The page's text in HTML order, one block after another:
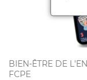
BIEN-ÊTRE DE
FCPE